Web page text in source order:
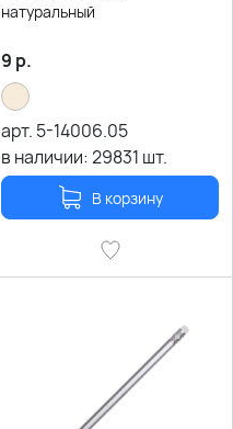
натуральный
9 р.
арт. 5-14006.05
в наличии:29831 шт.
В корзину